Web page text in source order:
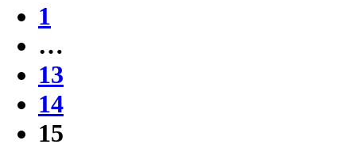
1
…
13
14
15